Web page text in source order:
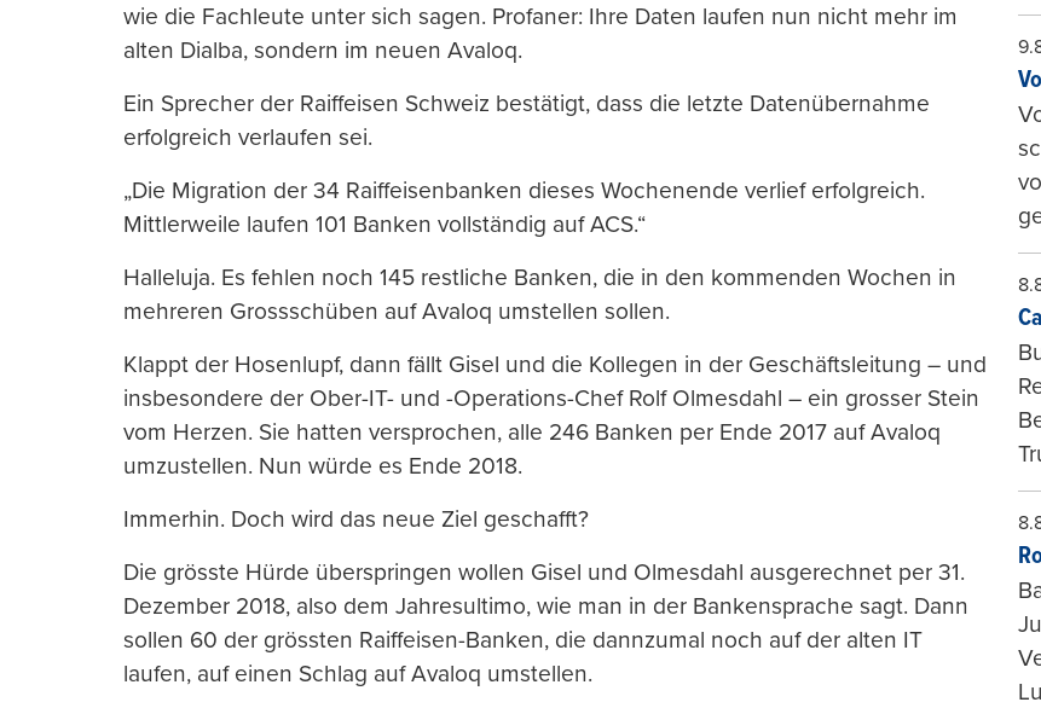
wie die Fachleute unter sich sagen. Profaner: Ihre Daten laufen nun nicht mehr im
alten Dialba, sondern im neuen Avaloq.
Ein Sprecher der Raiffeisen Schweiz bestätigt, dass die letzte Datenübernahme
erfolgreich verlaufen sei.
„Die Migration der 34 Raiffeisenbanken dieses Wochenende verlief erfolgreich.
Mittlerweile laufen 101 Banken vollständig auf ACS.“
Halleluja. Es fehlen noch 145 restliche Banken, die in den kommenden Wochen in
mehreren Grossschüben auf Avaloq umstellen sollen.
Klappt der Hosenlupf, dann fällt Gisel und die Kollegen in der Geschäftsleitung – und
insbesondere der Ober-IT- und -Operations-Chef Rolf Olmesdahl – ein grosser Stein
vom Herzen. Sie hatten versprochen, alle 246 Banken per Ende 2017 auf Avaloq
umzustellen. Nun würde es Ende 2018.
Immerhin. Doch wird das neue Ziel geschafft?
Die grösste Hürde überspringen wollen Gisel und Olmesdahl ausgerechnet per 31.
Dezember 2018, also dem Jahresultimo, wie man in der Bankensprache sagt. Dann
sollen 60 der grössten Raiffeisen-Banken, die dannzumal noch auf der alten IT
laufen, auf einen Schlag auf Avaloq umstellen.